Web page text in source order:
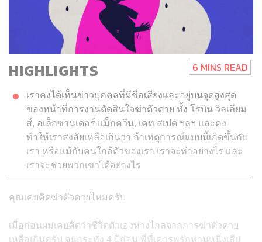
HIGHLIGHTS 6 MINS READ
เราคงได้เห็นข่าวบุคคลที่มีชื่อเสียงและอยู่บนจุดสูงสุด
ของหน้าที่การงานตัดสินใจฆ่าตัวตาย ทั้ง โรบิน วิลเลียม
ส์, อเล็กซานเดอร์ แม็กควีน, เคท สเปด ฯลฯ และคง
ทำให้เราสงสัยเหลือเกินว่า ถ้าเหตุการณ์แบบนี้เกิดขึ้นกับ
เรา หรือแม้กับคนใกล้ตัวของเรา เราจะทำอย่างไร และ
เราจะช่วยพวกเขาได้อย่างไร
คุณเคยคิดฆ่าตัวตายไหมครับ
เมื่อก่อนผมเคยคิดว่าชีวิตตัวเองห่างไกลจากการฆ่าตัวตาย
เหลือเกินครับ จนกระทั่ง 4 ปีก่อน พี่ที่เคารพรักท่านหนึ่งเสีย